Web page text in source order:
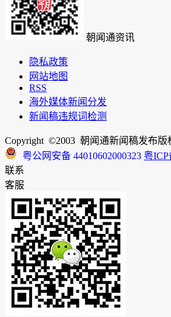
朝闻通资讯
隐私政策
网站地图
RSS
海外媒体新闻分发
新闻稿违规词检测
Copyright ©2003 朝闻通新闻稿发布版
粤公网安备 44010602000323 粤ICP
联系
客服